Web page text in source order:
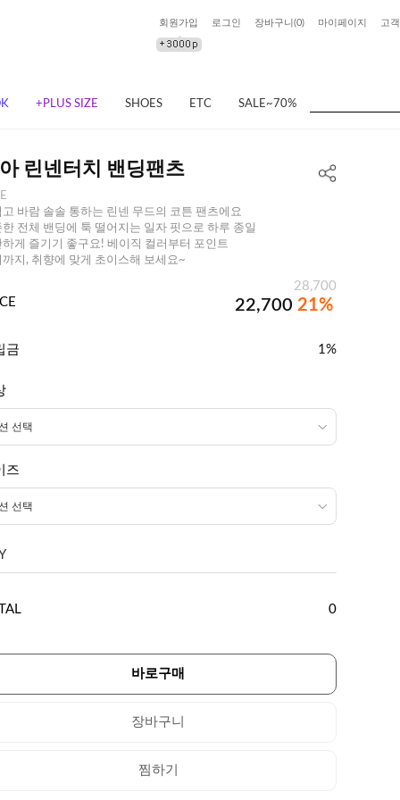
회원가입 로그인 장바구니(0) 마이페이지 고
+PLUS SIZE SHOES ETC SALE~70%
린넨터치 밴딩팬츠
고 바람 솔솔 통하는 린넨 무드의 코튼 팬츠에요
한 전체 밴딩에 툭 떨어지는 일자 핏으로 하루 종일
하게 즐기기 좋구요! 베이직 컬러부터 포인트
까지, 취향에 맞게 초이스해 보세요~
28,700
22,700 21%
금 1%
즈
0
바로구매
장바구니
찜하기